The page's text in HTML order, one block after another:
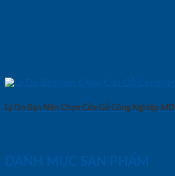
Lý Do Bạn Nên Chọn Cửa Gỗ Công Nghiệp
DANH MỤC SẢN PHẨM